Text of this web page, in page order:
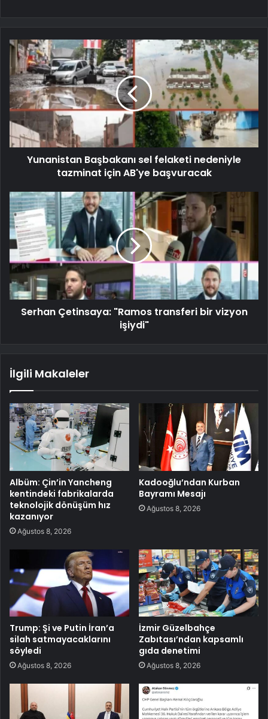
Yunanistan Başbakanı sel felaketi nedeniyle
tazminat için AB'ye başvuracak
Serhan Çetinsaya: "Ramos transferi bir vizyon
işiydi"
İlgili Makaleler
Albüm: Çin’in Yancheng
kentindeki fabrikalarda
teknolojik dönüşüm hız
kazanıyor
Ağustos 8, 2026
Kadooğlu’ndan Kurban
Bayramı Mesajı
Ağustos 8, 2026
Trump: Şi ve Putin İran’a
silah satmayacaklarını
söyledi
Ağustos 8, 2026
İzmir Güzelbahçe
Zabıtası’ndan kapsamlı
gıda denetimi
Ağustos 8, 2026